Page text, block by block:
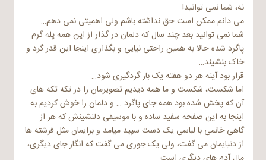
نه، شما نمی توانید!
می دانم ممکن است حق نداشته باشم ولی اهمیتی نمی دهم…
شما نمی توانید بعد چند سال که دلمان در گذار از این همه پله گرم
پاگرد شده حالا به همین راحتی نیایی و بگذاری اینجا این قدر گرد و
خاک بنشیند…
قرار بود آینه هر دو هفته یک بار گردگیری شود…
اما شکست، شکست و ما همه دیدیم تصویرمان را در تکه تکه های
آن که پخش شده بود همه جای پاگرد … و دلمان را خوش کردیم به
اینجا به این صفحه سفید ساده و با موسیقی دلنشینش که هر از
گاهی خانمی با لباسی یک دست سپید میامد و برایمان مثل فرشته ها
از دنیایمان می گفت، ولی یک جوری می گفت که انگار جای دیگری،